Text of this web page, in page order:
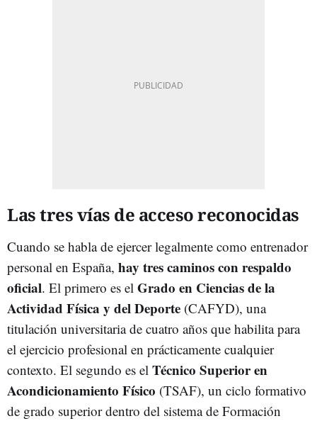
Las tres vías de acceso reconocidas
Cuando se habla de ejercer legalmente como entrenador
personal en España, hay tres caminos con respaldo
oficial. El primero es el Grado en Ciencias de la
Actividad Física y del Deporte (CAFYD), una
titulación universitaria de cuatro años que habilita para
el ejercicio profesional en prácticamente cualquier
contexto. El segundo es el Técnico Superior en
Acondicionamiento Físico (TSAF), un ciclo formativo
de grado superior dentro del sistema de Formación